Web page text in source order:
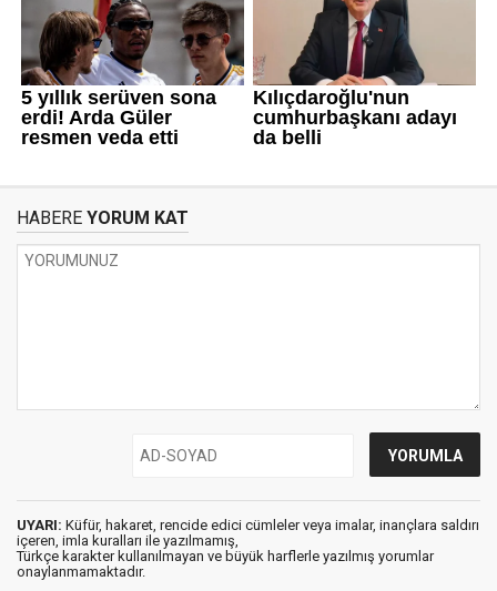
HABERE YORUM KAT
UYARI: Küfür, hakaret, rencide edici cümleler veya imalar, inançlara saldırı
içeren, imla kuralları ile yazılmamış,
Türkçe karakter kullanılmayan ve büyük harflerle yazılmış yorumlar
onaylanmamaktadır.